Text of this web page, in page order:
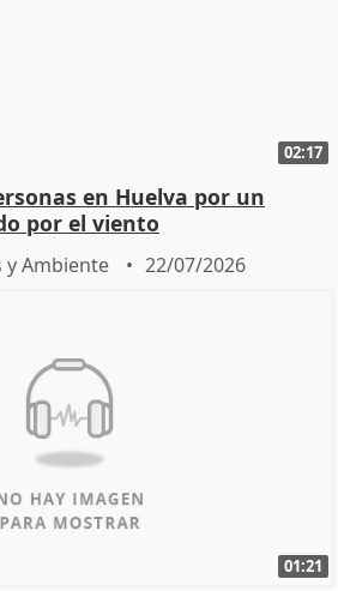
02:17
en Huelva por un
por el viento
y Ambiente 22/07/2026
01:21